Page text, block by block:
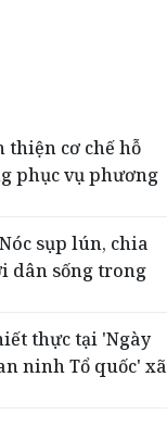
thiện cơ chế hỗ
phục vụ phương
sụp lún, chia
dân sống trong
thực tại 'Ngày
ninh Tổ quốc' xã